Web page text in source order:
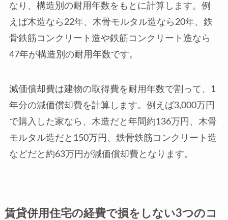
なり、構造別の耐用年数をもとに計算します。例
えば木造なら22年、木骨モルタル造なら20年、鉄
骨鉄筋コンクリート造や鉄筋コンクリート造なら
47年が構造別の耐用年数です。
減価償却費は建物の取得費を耐用年数で割って、1
年分の減価償却費を計算します。例えば3,000万円
で購入した家なら、木造だと年間約136万円、木骨
モルタル造だと150万円、鉄骨鉄筋コンクリート造
などだと約63万円が減価償却費となります。
賃貸併用住宅の経費で損をしない3つのコ